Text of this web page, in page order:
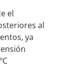
el
al
ya